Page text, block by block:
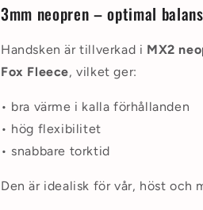
3mm neopren – optimal
Handsken är tillverkad i MX2
Fox Fleece, vilket ger:
• bra värme i kalla förhållanden
• hög flexibilitet
• snabbare torktid
Den är idealisk för vår, höst och